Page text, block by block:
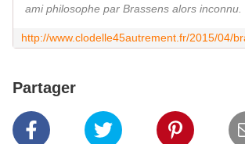
ami philosophe par Brassens alors inconnu.
Partager